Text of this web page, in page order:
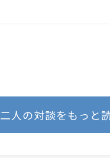
二人の対談をもっと